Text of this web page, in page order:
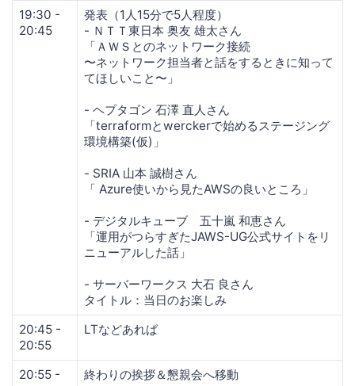
19:30 -
20:45
発表（1人15分で5人程度）
- ＮＴＴ東日本 奥友 雄太さん
「ＡＷＳとのネットワーク接続
〜ネットワーク担当者と話をするときに知って
てほしいこと〜」
- ヘプタゴン 石澤 直人さん
「terraformとwerckerで始めるステージング
環境構築(仮)」
- SRIA 山本 誠樹さん
「 Azure使いから見たAWSの良いところ」
- デジタルキューブ 五十嵐 和恵さん
「運用がつらすぎたJAWS-UG公式サイトをリ
ニューアルした話」
- サーバーワークス 大石 良さん
タイトル：当日のお楽しみ
20:45 -
20:55
LTなどあれば
20:55 - 終わりの挨拶＆懇親会へ移動